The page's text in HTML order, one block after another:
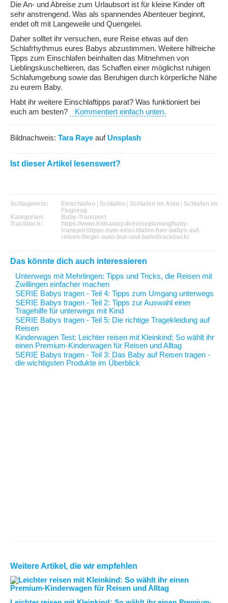
Die An- und Abreise zum Urlaubsort ist für kleine Kinder oft
sehr anstrengend. Was als spannendes Abenteuer beginnt,
endet oft mit Langeweile und Quengelei.
Daher solltet ihr versuchen, eure Reise etwas auf den
Schlafrhythmus eures Babys abzustimmen. Weitere hilfreiche
Tipps zum Einschlafen beinhalten das Mitnehmen von
Lieblingskuscheltieren, das Schaffen einer möglichst ruhigen
Schlafumgebung sowie das Beruhigen durch körperliche Nähe
zu eurem Baby.
Habt ihr weitere Einschlaftipps parat? Was funktioniert bei
euch am besten?
Kommentiert einfach unten.
Bildnachweis: Tara Raye aufUnsplash
Ist dieser Artikel lesenswert?
Schlagworte: Einschlafen | Schlafen | Schlafen im Auto | Schlafen im
Flugzeug
Kategorien:
Baby-Transport
Trackback:
https://www.kidsaway.de/reiseplanung/baby-
transport/tipps-zum-einschlafen-fuer-babys-auf-
reisen-flieger-auto-bus-und-bahn/trackback/
Das könnte dich auch interessieren
Unterwegs mit Mehrlingen: Tipps und Tricks, die Reisen mit
Zwillingen einfacher machen
SERIE Babys tragen - Teil 4: Tipps zum Umgang unterwegs
SERIE Babys tragen - Teil 2: Tipps zur Auswahl einer
Tragehilfe für unterwegs mit Kind
SERIE Babys tragen - Teil 5: Die richtige Tragekleidung auf
Reisen
Kinderwagen Test: Leichter reisen mit Kleinkind: So wählt ihr
einen Premium-Kinderwagen für Reisen und Alltag
SERIE Babys tragen - Teil 3: Das Baby auf Reisen tragen -
die wichtigsten Produkte im Überblick
Weitere Artikel, die wir empfehlen